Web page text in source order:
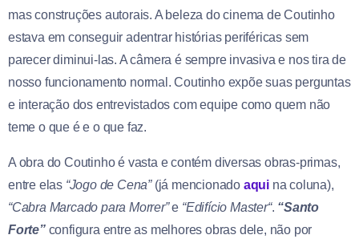
mas construções autorais. A beleza do cinema de Coutinho
estava em conseguir adentrar histórias periféricas sem
parecer diminui-las. A câmera é sempre invasiva e nos tira de
nosso funcionamento normal. Coutinho expõe suas perguntas
e interação dos entrevistados com equipe como quem não
teme o que é e o que faz.
A obra do Coutinho é vasta e contém diversas obras-primas,
entre elas “Jogo de Cena”(já mencionado aqui na coluna),
“Cabra Marcado para Morrer”e “Edifício Master“. “Santo
Forte”configura entre as melhores obras dele, não por